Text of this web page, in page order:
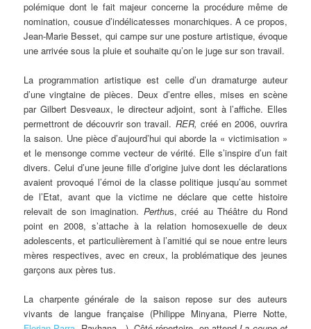
polémique dont le fait majeur concerne la procédure même de
nomination, cousue d’indélicatesses monarchiques. A ce propos,
Jean-Marie Besset, qui campe sur une posture artistique, évoque
une arrivée sous la pluie et souhaite qu’on le juge sur son travail.
La programmation artistique est celle d’un dramaturge auteur
d’une vingtaine de pièces. Deux d’entre elles, mises en scène
par Gilbert Desveaux, le directeur adjoint, sont à l’affiche. Elles
permettront de découvrir son travail. RER, créé en 2006, ouvrira
la saison. Une pièce d’aujourd’hui qui aborde la « victimisation »
et le mensonge comme vecteur de vérité. Elle s’inspire d’un fait
divers. Celui d’une jeune fille d’origine juive dont les déclarations
avaient provoqué l’émoi de la classe politique jusqu’au sommet
de l’Etat, avant que la victime ne déclare que cette histoire
relevait de son imagination. Perthus, créé au Théâtre du Rond
point en 2008, s’attache à la relation homosexuelle de deux
adolescents, et particulièrement à l’amitié qui se noue entre leurs
mères respectives, avec en creux, la problématique des jeunes
garçons aux pères tus.
La charpente générale de la saison repose sur des auteurs
vivants de langue française (Philippe Minyana, Pierre Notte,